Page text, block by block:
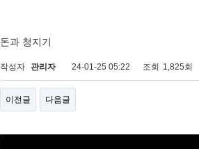
돈과 청지기
작성자 관리자 24-01-25 05:22 조회 1,825회
이전글 다음글